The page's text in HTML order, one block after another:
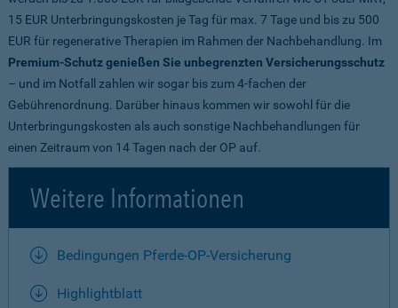
15 EUR Unterbringungskosten je Tag für max. 7 Tage und bis zu 500
EUR für regenerative Therapien im Rahmen der Nachbehandlung. Im
Premium-Schutz genießen Sie unbegrenzten Versicherungsschutz
– und im Notfall zahlen wir sogar bis zum 4-fachen der
Gebührenordnung. Darüber hinaus kommen wir sowohl für die
Unterbringungskosten als auch sonstige Nachbehandlungen für
einen Zeitraum von 14 Tagen nach der OP auf.
Weitere Informationen
Bedingungen Pferde-OP-Versicherung
Highlightblatt